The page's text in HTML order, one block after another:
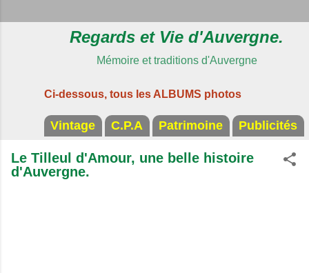
Regards et Vie d'Auvergne.
Mémoire et traditions d'Auvergne
Ci-dessous, tous les ALBUMS photos
Vintage C.P.A Patrimoine Publicités
Le Tilleul d'Amour, une belle histoire
d'Auvergne.